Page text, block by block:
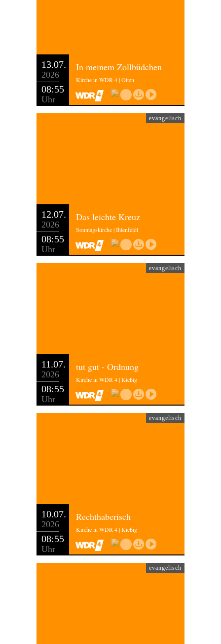
13.07.
2026
08:55
Uhr
In meinem Zollbüdchen
Kirche in WDR 4 | Otten
evangelisch
12.07.
2026
08:55
Uhr
Das leichte Kreuz
Sonntagskirche | Ihlenfeldt
evangelisch
11.07.
2026
08:55
Uhr
tut gut - Ordnung
Kirche in WDR 4 | Kießig
evangelisch
10.07.
2026
08:55
Uhr
Rechthaberisch
Kirche in WDR 4 | Kießig
evangelisch